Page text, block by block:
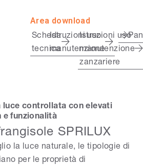
Area download
Scheda
tecnica
Istruzioni uso
manutenzione
Istruzioni uso
manutenzione
zanzariere
luce controllata con elevati
funzionalità
SPRILUX
la luce naturale, le tipologie di
per le proprietà di